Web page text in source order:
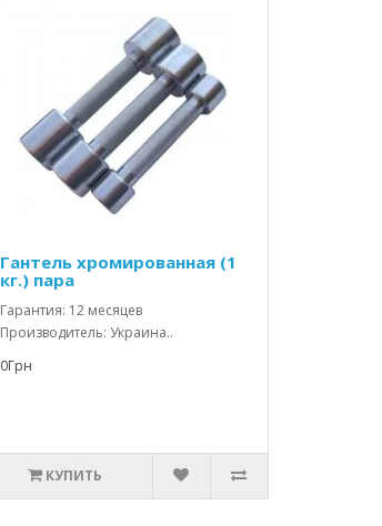
Гантель хромированная (1
кг.) пара
Гарантия: 12 месяцев
Производитель: Украина..
0Грн
КУПИТЬ